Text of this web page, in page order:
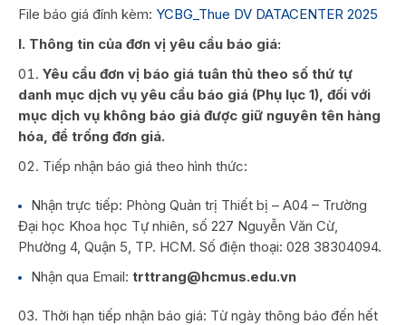
File báo giá đính kèm: YCBG_Thue DV DATACENTER 2025
I. Thông tin của đơn vị yêu cầu báo giá:
Yêu cầu đơn vị báo giá tuân thủ theo số thứ tự
danh mục dịch vụ yêu cầu báo giá (Phụ lục 1), đối với
mục dịch vụ không báo giá được giữ nguyên tên hàng
hóa, để trống đơn giá.
Tiếp nhận báo giá theo hình thức:
Nhận trực tiếp: Phòng Quản trị Thiết bị – A04 – Trường
Đại học Khoa học Tự nhiên, số 227 Nguyễn Văn Cừ,
Phường 4, Quận 5, TP. HCM. Số điện thoại: 028 38304094.
Nhận qua Email: trttrang@hcmus.edu.vn
Thời hạn tiếp nhận báo giá: Từ ngày thông báo đến hết